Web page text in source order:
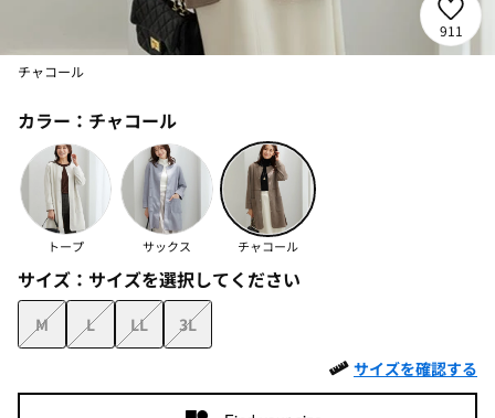
911
チャコール
カラー： チャコール
トープ サックス チャコール
サイズ： サイズを選択してください
M L LL
3L
サイズを確認する